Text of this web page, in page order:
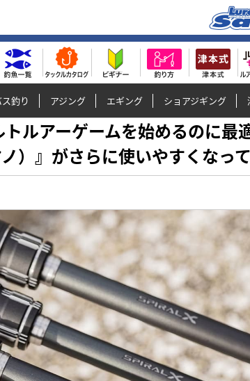
ス釣り アジング エギング ショアジギング
ルアーゲームを始めるのに最
）』がさらに使いやすくなっ